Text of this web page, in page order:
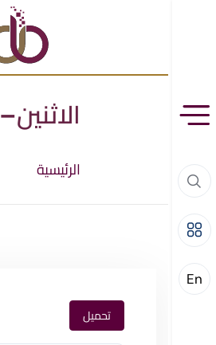
En
الاثنين– 10.3.2025
الرئيسية
تحميل